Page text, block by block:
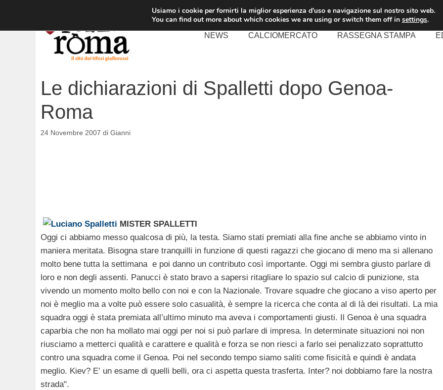
contenuto
NEWS CALCIOMERCATO RASSEGNA STAMPA
Le dichiarazioni di Spalletti dopo Genoa-
Roma
24 Novembre 2007 di Gianni
MISTER SPALLETTI
Oggi ci abbiamo messo qualcosa di più, la testa. Siamo stati premiati alla fine anche se abbiamo vinto in
maniera meritata. Bisogna stare tranquilli in funzione di questi ragazzi che giocano di meno ma si allenano
molto bene tutta la settimana e poi danno un contributo così importante. Oggi mi sembra giusto parlare di
loro e non degli assenti. Panucci è stato bravo a sapersi ritagliare lo spazio sul calcio di punizione, sta
vivendo un momento molto bello con noi e con la Nazionale. Trovare squadre che giocano a viso aperto per
noi è meglio ma a volte può essere solo casualità, è sempre la ricerca che conta al di là dei risultati. La mia
squadra oggi è stata premiata all’ultimo minuto ma aveva i comportamenti giusti. Il Genoa è una squadra
caparbia che non ha mollato mai oggi per noi si può parlare di impresa. In determinate situazioni noi non
riusciamo a metterci qualità e carattere e qualità e forza se non riesci a farlo sei penalizzato soprattutto
contro una squadra come il Genoa. Poi nel secondo tempo siamo saliti come fisicità e quindi è andata
meglio. Kiev? E’ un esame di quelli belli, ora ci aspetta questa trasferta. Inter? noi dobbiamo fare la nostra
strada".
Usiamo i cookie per fornirti la miglior esperienza d'uso e navigazione sul nostro sito web.
You can find out more about which cookies we are using or switch them off in settings.